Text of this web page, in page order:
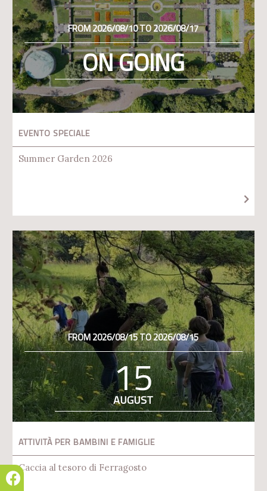
FROM 2026/08/10 TO 2026/08/17
ON GOING
EVENTO SPECIALE
Summer Garden 2026
FROM 2026/08/15 TO 2026/08/15
15
AUGUST
ATTIVITÀ PER BAMBINI E FAMIGLIE
Caccia al tesoro di Ferragosto